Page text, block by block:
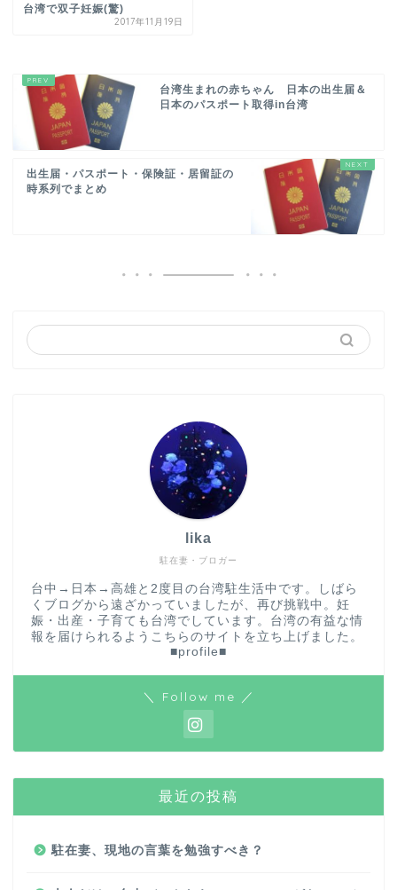
台湾で双子妊娠(驚)
2017年11月19日
台湾生まれの赤ちゃん 日本の出生届＆
日本のパスポート取得in台湾
出生届・パスポート・保険証・居留証の
時系列でまとめ
駐在妻・ブロガー
lika
台中→日本→高雄と2度目の台湾駐生活中です。しばら
くブログから遠ざかっていましたが、再び挑戦中。妊
娠・出産・子育ても台湾でしています。台湾の有益な情
報を届けられるようこちらのサイトを立ち上げました。
■profile■
＼ Follow me ／
最近の投稿
駐在妻、現地の言葉を勉強すべき？